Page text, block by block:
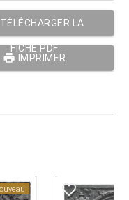
TÉLÉCHARGER LA
FICHE PDF
print IMPRIMER
Nouveau favorite_border